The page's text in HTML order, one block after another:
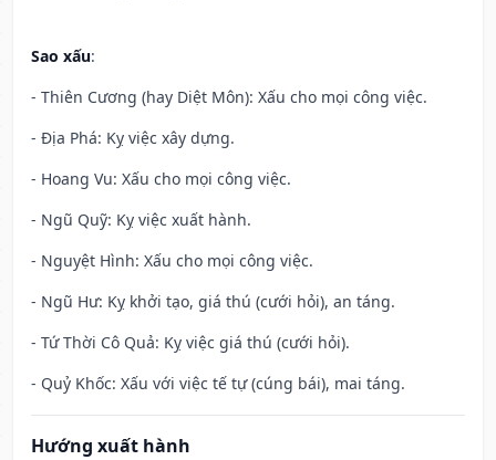
Sao xấu:
- Thiên Cương (hay Diệt Môn): Xấu cho mọi công việc.
- Địa Phá: Kỵ việc xây dựng.
- Hoang Vu: Xấu cho mọi công việc.
- Ngũ Quỹ: Kỵ việc xuất hành.
- Nguyệt Hình: Xấu cho mọi công việc.
- Ngũ Hư: Kỵ khởi tạo, giá thú (cưới hỏi), an táng.
- Tứ Thời Cô Quả: Kỵ việc giá thú (cưới hỏi).
- Quỷ Khốc: Xấu với việc tế tự (cúng bái), mai táng.
Hướng xuất hành